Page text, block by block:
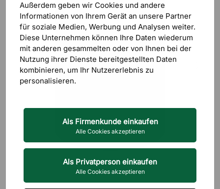
Außerdem geben wir Cookies und andere
Informationen von Ihrem Gerät an unsere Partner
für soziale Medien, Werbung und Analysen weiter.
Diese Unternehmen können Ihre Daten wiederum
mit anderen gesammelten oder von Ihnen bei der
Nutzung ihrer Dienste bereitgestellten Daten
kombinieren, um Ihr Nutzererlebnis zu
personalisieren.
Als Firmenkunde einkaufen
Alle Cookies akzeptieren
Als Privatperson einkaufen
Alle Cookies akzeptieren
SCANDINAVIAN SELECTION